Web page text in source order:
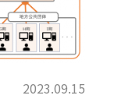
2023.09.15